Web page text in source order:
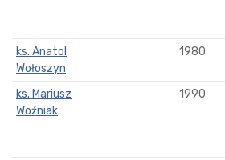
ks. Anatol
Wołoszyn
1980
ks. Mariusz
Woźniak
1990